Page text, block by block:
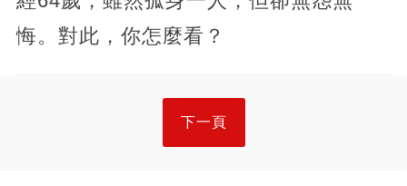
悔。對此，你怎麼看？
下一頁